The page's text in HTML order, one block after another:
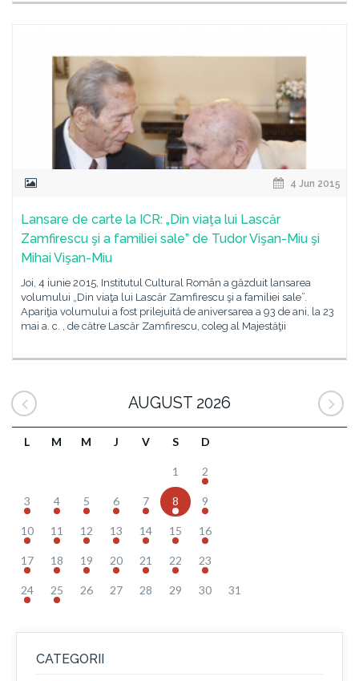
4 Jun 2015
Lansare de carte la ICR: „Din viaţa lui Lascăr
Zamfirescu şi a familiei sale” de Tudor Vişan-Miu şi
Mihai Vişan-Miu
Joi, 4 iunie 2015, Institutul Cultural Român a găzduit lansarea
volumului „Din viaţa lui Lascăr Zamfirescu şi a familiei sale”.
Apariţia volumului a fost prilejuită de aniversarea a 93 de ani, la 23
mai a. c. , de către Lascăr Zamfirescu, coleg al Majestăţii
AUGUST 2026
L M M J V S D
1 2
3 4 5 6 7 8 9
10 11 12 13 14 15 16
17 18 19 20 21 22 23
24 25 26 27 28 29 30 31
CATEGORII